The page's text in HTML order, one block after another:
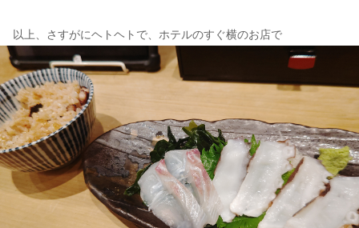
以上、さすがにヘトヘトで、ホテルのすぐ横のお店で